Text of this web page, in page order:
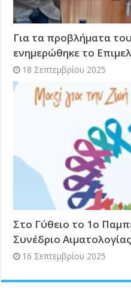
Για τα προβλήματα
ενημερώθηκε το
18 Σεπτεμβρίου 2025
Στο Γύθειο το 1ο
Συνέδριο
16 Σεπτεμβρίου 2025